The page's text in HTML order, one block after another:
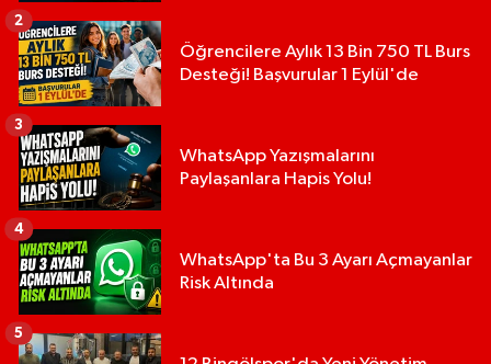
Öğrencilere Aylık 13 Bin 750 TL Burs
Desteği! Başvurular 1 Eylül'de
2
WhatsApp Yazışmalarını
Paylaşanlara Hapis Yolu!
3
WhatsApp'ta Bu 3 Ayarı Açmayanlar
Risk Altında
4
5